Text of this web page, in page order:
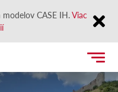
CASE IH.Viac
Close